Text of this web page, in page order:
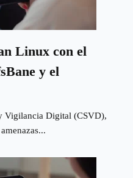
Linux con el
y el
Vigilancia Digital (CSVD),